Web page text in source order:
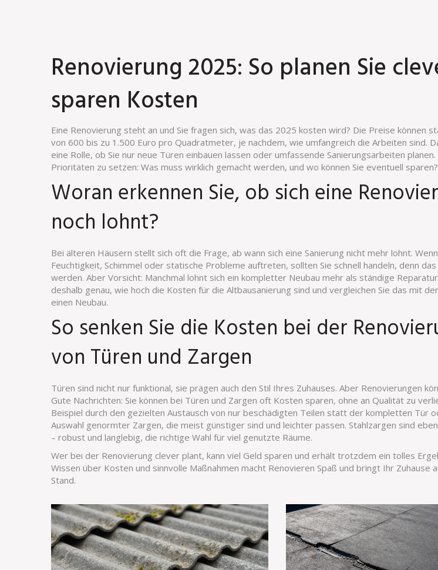
Renovierung 2025: So planen Sie
sparen Kosten
Eine Renovierung steht an und Sie fragen sich, was das 2025 kosten wird? Die Preise können
von 600 bis zu 1.500 Euro pro Quadratmeter, je nachdem, wie umfangreich die Arbeiten sind.
eine Rolle, ob Sie nur neue Türen einbauen lassen oder umfassende Sanierungsarbeiten
Prioritäten zu setzen: Was muss wirklich gemacht werden, und wo können Sie eventuell sparen?
Woran erkennen Sie, ob sich eine
noch lohnt?
Bei älteren Häusern stellt sich oft die Frage, ab wann sich eine Sanierung nicht mehr lohnt.
Feuchtigkeit, Schimmel oder statische Probleme auftreten, sollten Sie schnell handeln, denn
werden. Aber Vorsicht: Manchmal lohnt sich ein kompletter Neubau mehr als ständige
deshalb genau, wie hoch die Kosten für die Altbausanierung sind und vergleichen Sie das mit
einen Neubau.
So senken Sie die Kosten bei der
von Türen und Zargen
Türen sind nicht nur funktional, sie prägen auch den Stil Ihres Zuhauses. Aber Renovierungen
Gute Nachrichten: Sie können bei Türen und Zargen oft Kosten sparen, ohne an Qualität zu
Beispiel durch den gezielten Austausch von nur beschädigten Teilen statt der kompletten Tür
Auswahl genormter Zargen, die meist günstiger sind und leichter passen. Stahlzargen sind
– robust und langlebig, die richtige Wahl für viel genutzte Räume.
Wer bei der Renovierung clever plant, kann viel Geld sparen und erhält trotzdem ein tolles
Wissen über Kosten und sinnvolle Maßnahmen macht Renovieren Spaß und bringt Ihr Zuhause
Stand.